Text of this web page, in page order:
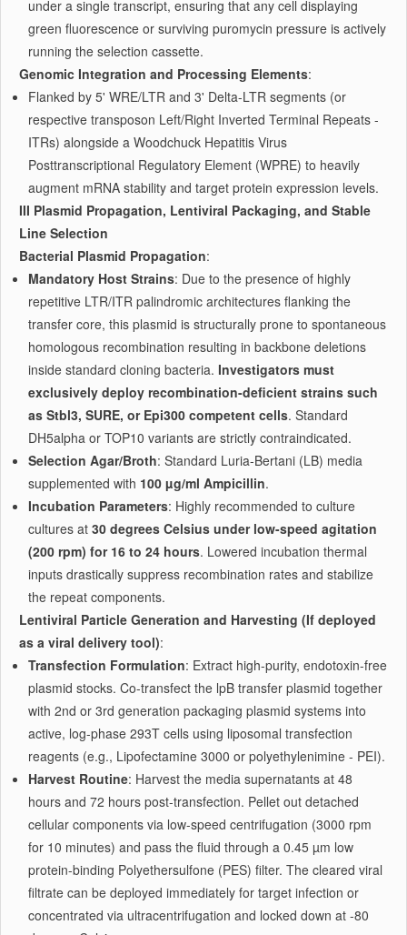
under a single transcript, ensuring that any cell displaying
green fluorescence or surviving puromycin pressure is actively
running the selection cassette.
Genomic Integration and Processing Elements:
Flanked by 5' WRE/LTR and 3' Delta-LTR segments (or
respective transposon Left/Right Inverted Terminal Repeats -
ITRs) alongside a Woodchuck Hepatitis Virus
Posttranscriptional Regulatory Element (WPRE) to heavily
augment mRNA stability and target protein expression levels.
III Plasmid Propagation, Lentiviral Packaging, and Stable
Line Selection
Bacterial Plasmid Propagation:
Mandatory Host Strains: Due to the presence of highly
repetitive LTR/ITR palindromic architectures flanking the
transfer core, this plasmid is structurally prone to spontaneous
homologous recombination resulting in backbone deletions
inside standard cloning bacteria. Investigators must
exclusively deploy recombination-deficient strains such
as Stbl3, SURE, or Epi300 competent cells. Standard
DH5alpha or TOP10 variants are strictly contraindicated.
Selection Agar/Broth: Standard Luria-Bertani (LB) media
supplemented with 100 µg/ml Ampicillin.
Incubation Parameters: Highly recommended to culture
cultures at 30 degrees Celsius under low-speed agitation
(200 rpm) for 16 to 24 hours. Lowered incubation thermal
inputs drastically suppress recombination rates and stabilize
the repeat components.
Lentiviral Particle Generation and Harvesting (If deployed
as a viral delivery tool):
Transfection Formulation: Extract high-purity, endotoxin-free
plasmid stocks. Co-transfect the lpB transfer plasmid together
with 2nd or 3rd generation packaging plasmid systems into
active, log-phase 293T cells using liposomal transfection
reagents (e.g., Lipofectamine 3000 or polyethylenimine - PEI).
Harvest Routine: Harvest the media supernatants at 48
hours and 72 hours post-transfection. Pellet out detached
cellular components via low-speed centrifugation (3000 rpm
for 10 minutes) and pass the fluid through a 0.45 µm low
protein-binding Polyethersulfone (PES) filter. The cleared viral
filtrate can be deployed immediately for target infection or
concentrated via ultracentrifugation and locked down at -80